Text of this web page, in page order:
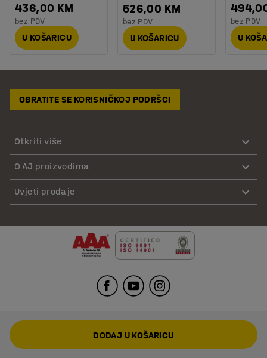
436,00 KM
bez PDV
U KOŠARICU
526,00 KM
bez PDV
U KOŠARICU
bez PDV
U
OBRATITE SE KORISNIČKOJ PODRŠCI
Otkriti više
O AJ proizvodima
Uvjeti prodaje
DODAJ U KOŠARICU